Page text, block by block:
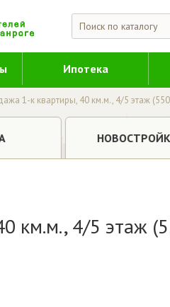
Ипотека
1-к квартиры, 40 км.м., 4/5 этаж
км.м., 4/5 этаж